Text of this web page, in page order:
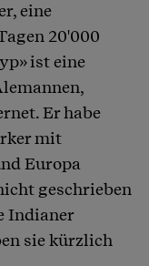
eine
20'000
ist eine
Er habe
mit
Europa
geschrieben
Indianer
sie kürzlich